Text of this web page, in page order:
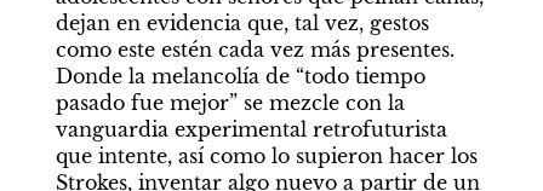
dejan en evidencia que, tal vez, gestos
como este estén cada vez más presentes.
Donde la melancolía de “todo tiempo
pasado fue mejor” se mezcle con la
vanguardia experimental retrofuturista
que intente, así como lo supieron hacer los
Strokes, inventar algo nuevo a partir de un